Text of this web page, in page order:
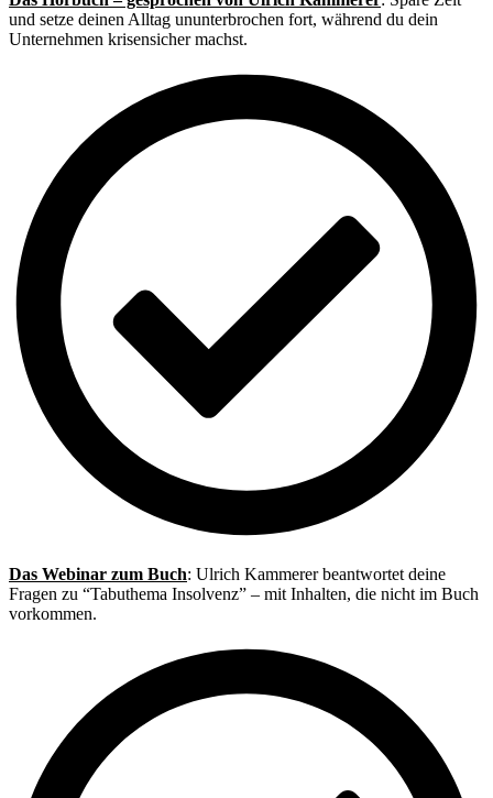
und setze deinen Alltag ununterbrochen fort, während du dein
Unternehmen krisensicher machst.
Das Webinar zum Buch: Ulrich Kammerer beantwortet deine
Fragen zu “Tabuthema Insolvenz” – mit Inhalten, die nicht im Buch
vorkommen.